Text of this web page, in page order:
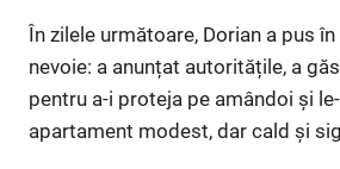
În zilele următoare, Dorian a pus
nevoie: a anunțat autoritățile, a
pentru a-i proteja pe amândoi și
apartament modest, dar cald și